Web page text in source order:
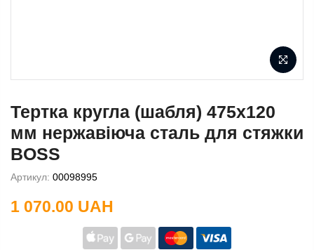
Тертка кругла (шабля) 475х120
мм нержавіюча сталь для стяжки
BOSS
Артикул: 00098995
1 070.00 UAH